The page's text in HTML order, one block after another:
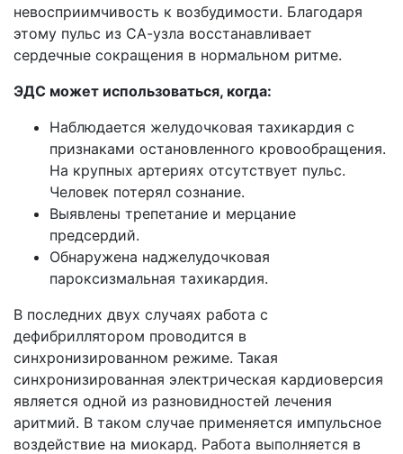
невосприимчивость к возбудимости. Благодаря
этому пульс из СА-узла восстанавливает
сердечные сокращения в нормальном ритме.
ЭДС может использоваться, когда:
Наблюдается желудочковая тахикардия с
признаками остановленного кровообращения.
На крупных артериях отсутствует пульс.
Человек потерял сознание.
Выявлены трепетание и мерцание
предсердий.
Обнаружена наджелудочковая
пароксизмальная тахикардия.
В последних двух случаях работа с
дефибриллятором проводится в
синхронизированном режиме. Такая
синхронизированная электрическая кардиоверсия
является одной из разновидностей лечения
аритмий. В таком случае применяется импульсное
воздействие на миокард. Работа выполняется в